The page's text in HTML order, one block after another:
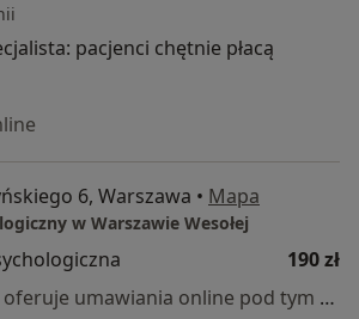
pacjenci chętnie płacą
6, Warszawa • Mapa
w Warszawie Wesołej
190 zł
Specjalista nie oferuje umawiania online pod tym adresem.